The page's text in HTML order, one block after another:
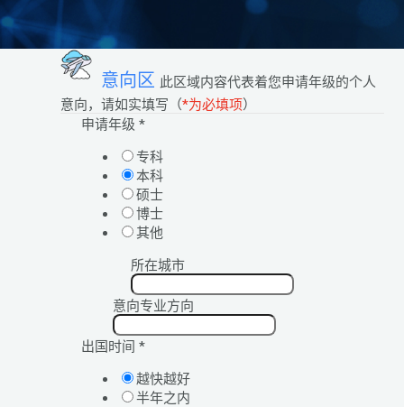
意向区 此区域内容代表着您申请年级的个人
意向，请如实填写（*为必填项）
申请年级 *
专科
本科
硕士
博士
其他
所在城市
意向专业方向
出国时间 *
越快越好
半年之内